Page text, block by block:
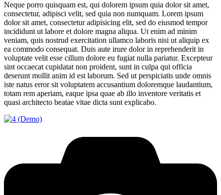
Neque porro quisquam est, qui dolorem ipsum quia dolor sit amet,
consectetur, adipisci velit, sed quia non numquam. Lorem ipsum
dolor sit amet, consectetur adipisicing elit, sed do eiusmod tempor
incididunt ut labore et dolore magna aliqua. Ut enim ad minim
veniam, quis nostrud exercitation ullamco laboris nisi ut aliquip ex
ea commodo consequat. Duis aute irure dolor in reprehenderit in
voluptate velit esse cillum dolore eu fugiat nulla pariatur. Excepteur
sint occaecat cupidatat non proident, sunt in culpa qui officia
deserunt mollit anim id est laborum. Sed ut perspiciatis unde omnis
iste natus error sit voluptatem accusantium doloremque laudantium,
totam rem aperiam, eaque ipsa quae ab illo inventore veritatis et
quasi architecto beatae vitae dicta sunt explicabo.